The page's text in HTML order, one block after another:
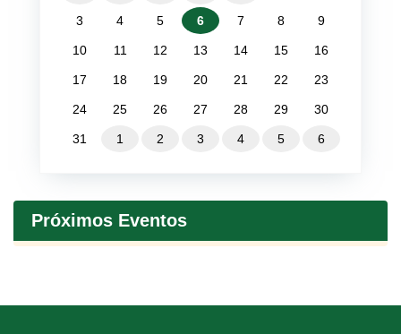
3 4 5 6 7 8 9
10 11 12 13 14 15 16
17 18 19 20 21 22 23
24 25 26 27 28 29 30
31 1 2 3 4 5 6
Próximos Eventos